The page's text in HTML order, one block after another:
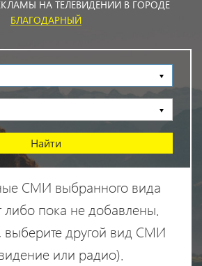
НА ТЕЛЕВИДЕНИИ В ГОРОДЕ
БЛАГОДАРНЫЙ
СМИ выбранного вида
либо пока не добавлены.
выберите другой вид СМИ
или радио).